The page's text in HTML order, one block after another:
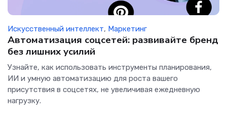
Искусственный интеллект, Маркетинг
Автоматизация соцсетей: развивайте бренд
без лишних усилий
Узнайте, как использовать инструменты планирования,
ИИ и умную автоматизацию для роста вашего
присутствия в соцсетях, не увеличивая ежедневную
нагрузку.